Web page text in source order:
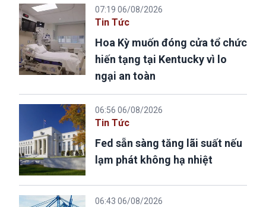
07:19 06/08/2026
Tin Tức
Hoa Kỳ muốn đóng cửa tổ chức
hiến tạng tại Kentucky vì lo
ngại an toàn
06:56 06/08/2026
Tin Tức
Fed sẵn sàng tăng lãi suất nếu
lạm phát không hạ nhiệt
06:43 06/08/2026